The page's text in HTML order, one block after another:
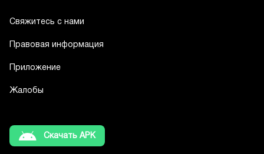
Свяжитесь с нами
Правовая информация
Приложение
Жалобы
Скачать APK